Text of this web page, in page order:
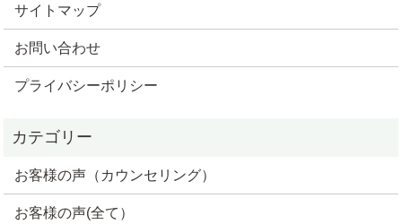
サイトマップ
お問い合わせ
プライバシーポリシー
お客様の声（カウンセリング）
お客様の声(全て）